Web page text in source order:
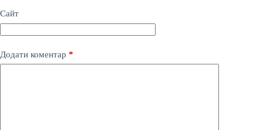
Сайт
Додати коментар *